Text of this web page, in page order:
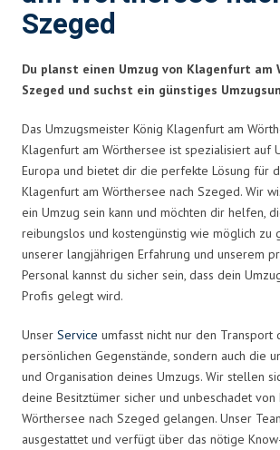
Szeged
Du planst einen Umzug von Klagenfurt am
Szeged und suchst ein günstiges
Das Umzugsmeister König Klagenfurt am
Klagenfurt am Wörthersee ist spezialisiert auf
Europa und bietet dir die perfekte Lösung für
Klagenfurt am Wörthersee nach Szeged. Wir
ein Umzug sein kann und möchten dir helfen,
reibungslos und kostengünstig wie möglich zu
unserer langjährigen Erfahrung und unserem
Personal kannst du sicher sein, dass dein
Profis gelegt wird.
Unser Service umfasst nicht nur den Transport
persönlichen Gegenstände, sondern auch die
und Organisation deines Umzugs. Wir stellen
deine Besitztümer sicher und unbeschadet
Wörthersee nach Szeged gelangen. Unser
ausgestattet und verfügt über das nötige